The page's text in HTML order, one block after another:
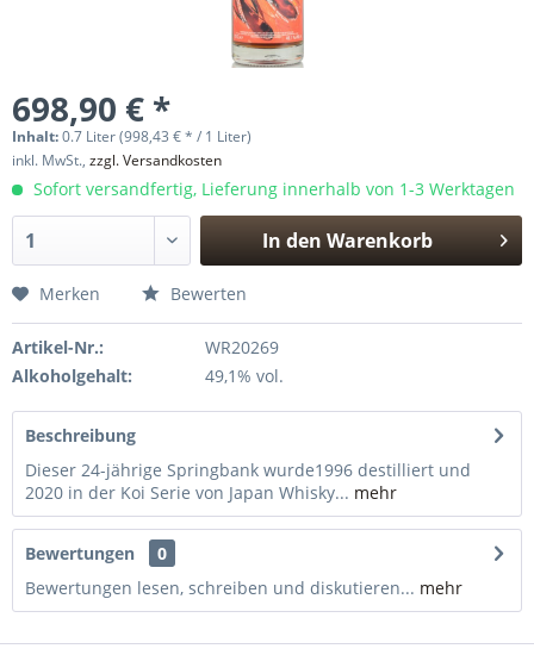
698,90 € *
Inhalt:0.7 Liter (998,43 € * / 1 Liter)
inkl. MwSt., zzgl. Versandkosten
Sofort versandfertig, Lieferung innerhalb von 1-3 Werktagen
In den Warenkorb
Merken Bewerten
Artikel-Nr.:
WR20269
Alkoholgehalt:
49,1% vol.
Beschreibung
Dieser 24-jährige Springbank wurde1996 destilliert und
2020 in der Koi Serie von Japan Whisky... mehr
Bewertungen
0
Bewertungen lesen, schreiben und diskutieren... mehr